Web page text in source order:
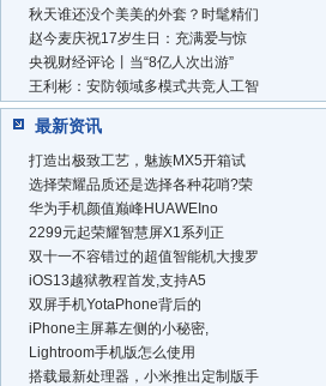
秋天谁还没个美美的外套？时髦精们
赵今麦庆祝17岁生日：充满爱与惊
央视财经评论丨当“8亿人次出游”
王利彬：安防领域多模式共竞人工智
最新资讯
打造出极致工艺，魅族MX5开箱试
选择荣耀品质还是选择各种花哨?荣
华为手机颜值巅峰HUAWEIno
2299元起荣耀智慧屏X1系列正
双十一不容错过的超值智能机大搜罗
iOS13越狱教程首发,支持A5
双屏手机YotaPhone背后的
iPhone主屏幕左侧的小秘密,
Lightroom手机版怎么使用
搭载最新处理器，小米推出定制版手